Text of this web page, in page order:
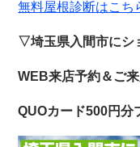
無料屋根診断はこち
▽埼玉県入間市にシ
WEB来店予約＆ご
QUOカード500円分